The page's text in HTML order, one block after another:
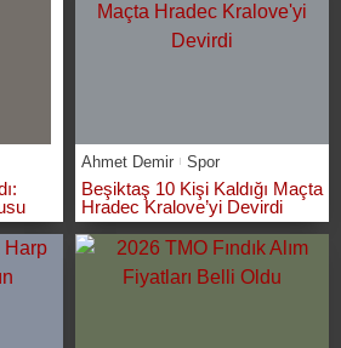
Ahmet Demir Spor
Beşiktaş 10 Kişi Kaldığı Maçta
Hradec Kralove’yi Devirdi